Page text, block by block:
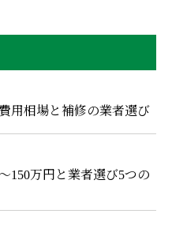
用相場と補修の業者選び
150万円と業者選び5つの